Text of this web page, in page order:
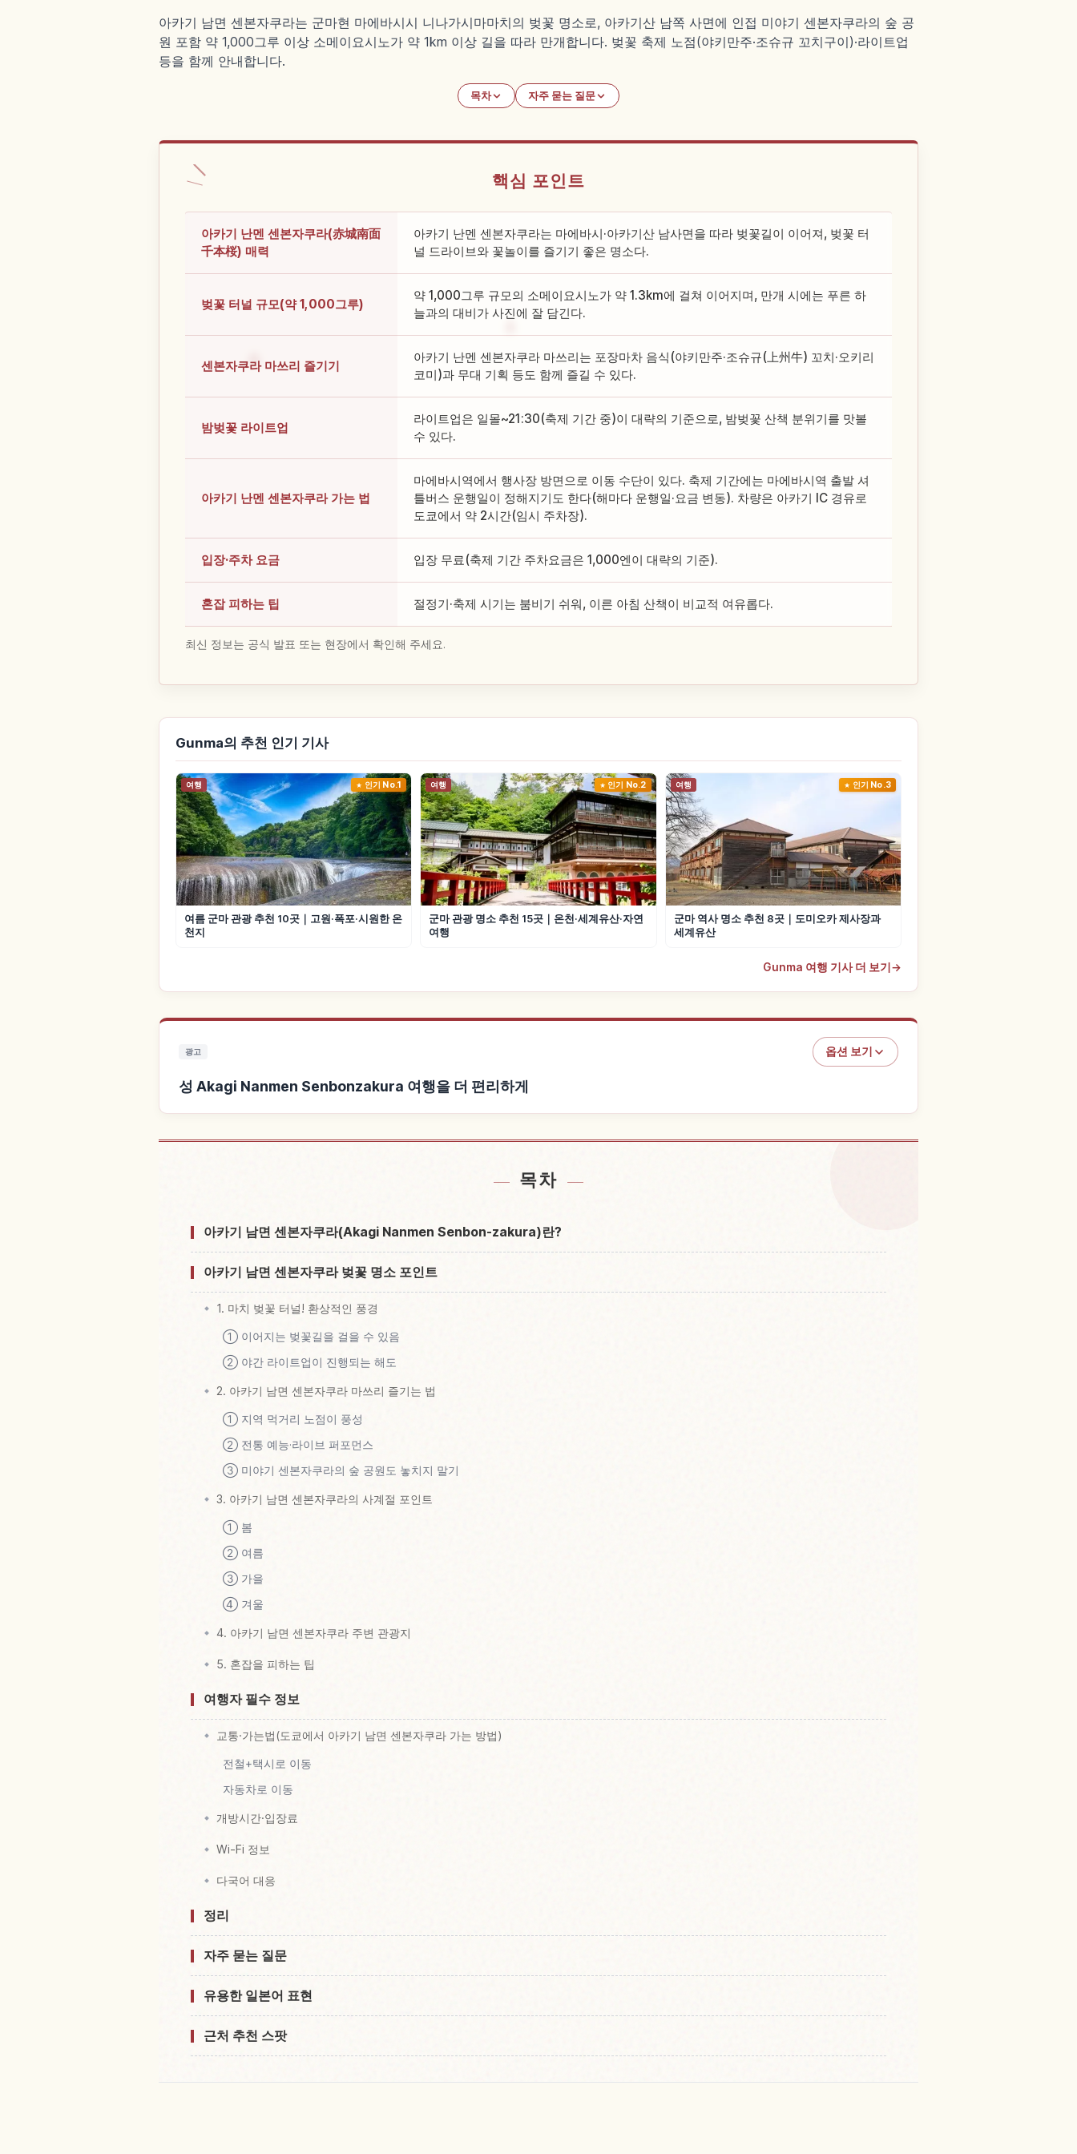
아카기 남면 센본자쿠라는 군마현 마에바시시 니나가시마마치의 벚꽃 명소로, 아카기산 남쪽 사면에 인접 미야기 센본자쿠라의 숲 공
원 포함 약 1,000그루 이상 소메이요시노가 약 1km 이상 길을 따라 만개합니다. 벚꽃 축제 노점(야키만주·조슈규 꼬치구이)·라이트업
등을 함께 안내합니다.
목차 자주 묻는 질문
핵심 포인트
아카기 난멘 센본자쿠라(赤城南面
千本桜) 매력
아카기 난멘 센본자쿠라는 마에바시·아카기산 남사면을 따라 벚꽃길이 이어져, 벚꽃 터
널 드라이브와 꽃놀이를 즐기기 좋은 명소다.
벚꽃 터널 규모(약 1,000그루)
약 1,000그루 규모의 소메이요시노가 약 1.3km에 걸쳐 이어지며, 만개 시에는 푸른 하
늘과의 대비가 사진에 잘 담긴다.
센본자쿠라 마쓰리 즐기기
아카기 난멘 센본자쿠라 마쓰리는 포장마차 음식(야키만주·조슈규(上州牛) 꼬치·오키리
코미)과 무대 기획 등도 함께 즐길 수 있다.
밤벚꽃 라이트업
라이트업은 일몰~21:30(축제 기간 중)이 대략의 기준으로, 밤벚꽃 산책 분위기를 맛볼
수 있다.
아카기 난멘 센본자쿠라 가는 법
마에바시역에서 행사장 방면으로 이동 수단이 있다. 축제 기간에는 마에바시역 출발 셔
틀버스 운행일이 정해지기도 한다(해마다 운행일·요금 변동). 차량은 아카기 IC 경유로
도쿄에서 약 2시간(임시 주차장).
입장·주차 요금 입장 무료(축제 기간 주차요금은 1,000엔이 대략의 기준).
혼잡 피하는 팁 절정기·축제 시기는 붐비기 쉬워, 이른 아침 산책이 비교적 여유롭다.
최신 정보는 공식 발표 또는 현장에서 확인해 주세요.
Gunma의 추천 인기 기사
여행 인기 No.1
여름 군마 관광 추천 10곳｜고원·폭포·시원한 온
천지
여행 인기 No.2
군마 관광 명소 추천 15곳｜온천·세계유산·자연
여행
여행 인기 No.3
군마 역사 명소 추천 8곳｜도미오카 제사장과
세계유산
Gunma 여행 기사 더 보기 →
광고 옵션 보기
성 Akagi Nanmen Senbonzakura 여행을 더 편리하게
목차
아카기 남면 센본자쿠라(Akagi Nanmen Senbon-zakura)란?
아카기 남면 센본자쿠라 벚꽃 명소 포인트
1. 마치 벚꽃 터널! 환상적인 풍경
① 이어지는 벚꽃길을 걸을 수 있음
② 야간 라이트업이 진행되는 해도
2. 아카기 남면 센본자쿠라 마쓰리 즐기는 법
① 지역 먹거리 노점이 풍성
② 전통 예능·라이브 퍼포먼스
③ 미야기 센본자쿠라의 숲 공원도 놓치지 말기
3. 아카기 남면 센본자쿠라의 사계절 포인트
① 봄
② 여름
③ 가을
④ 겨울
4. 아카기 남면 센본자쿠라 주변 관광지
5. 혼잡을 피하는 팁
여행자 필수 정보
교통·가는법(도쿄에서 아카기 남면 센본자쿠라 가는 방법)
전철+택시로 이동
자동차로 이동
개방시간·입장료
Wi-Fi 정보
다국어 대응
정리
자주 묻는 질문
유용한 일본어 표현
근처 추천 스팟